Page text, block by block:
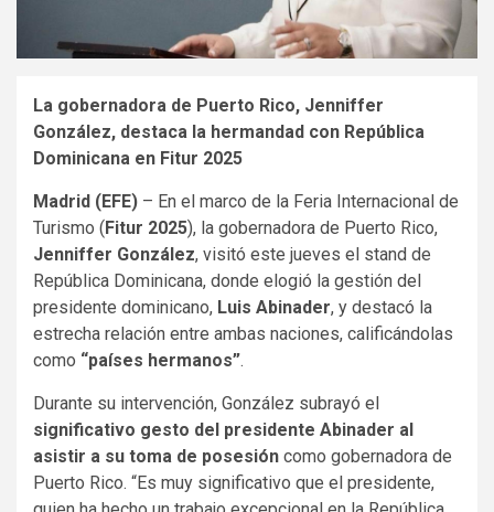
La gobernadora de Puerto Rico, Jenniffer
González, destaca la hermandad con República
Dominicana en Fitur 2025
Madrid (EFE) – En el marco de la Feria Internacional de
Turismo (Fitur 2025), la gobernadora de Puerto Rico,
Jenniffer González, visitó este jueves el stand de
República Dominicana, donde elogió la gestión del
presidente dominicano, Luis Abinader, y destacó la
estrecha relación entre ambas naciones, calificándolas
como “países hermanos”.
Durante su intervención, González subrayó el
significativo gesto del presidente Abinader al
asistir a su toma de posesión como gobernadora de
Puerto Rico. “Es muy significativo que el presidente,